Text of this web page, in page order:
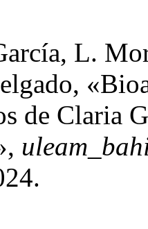
L.
de Claria